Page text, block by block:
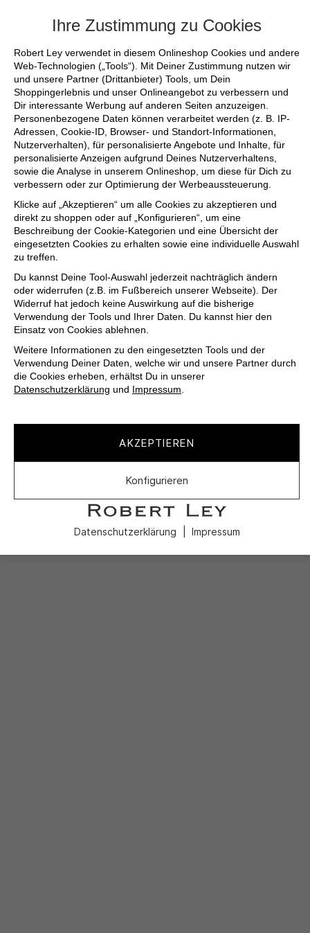
Ihre Zustimmung zu Cookies
Robert Ley verwendet in diesem Onlineshop Cookies und andere
Web-Technologien („Tools“). Mit Deiner Zustimmung nutzen wir
und unsere Partner (Drittanbieter) Tools, um Dein
Shoppingerlebnis und unser Onlineangebot zu verbessern und
Dir interessante Werbung auf anderen Seiten anzuzeigen.
Personenbezogene Daten können verarbeitet werden (z. B. IP-
Adressen, Cookie-ID, Browser- und Standort-Informationen,
Nutzerverhalten), für personalisierte Angebote und Inhalte, für
personalisierte Anzeigen aufgrund Deines Nutzerverhaltens,
sowie die Analyse in unserem Onlineshop, um diese für Dich zu
verbessern oder zur Optimierung der Werbeaussteuerung.
Klicke auf „Akzeptieren“ um alle Cookies zu akzeptieren und
direkt zu shoppen oder auf „Konfigurieren“, um eine
Beschreibung der Cookie-Kategorien und eine Übersicht der
eingesetzten Cookies zu erhalten sowie eine individuelle Auswahl
zu treffen.
Du kannst Deine Tool-Auswahl jederzeit nachträglich ändern
oder widerrufen (z.B. im Fußbereich unserer Webseite). Der
Widerruf hat jedoch keine Auswirkung auf die bisherige
Verwendung der Tools und Ihrer Daten. Du kannst hier den
Einsatz von Cookies ablehnen.
Weitere Informationen zu den eingesetzten Tools und der
Verwendung Deiner Daten, welche wir und unsere Partner durch
die Cookies erheben, erhältst Du in unserer
Datenschutzerklärung und Impressum.
AKZEPTIEREN
Konfigurieren
Datenschutzerklärung Impressum